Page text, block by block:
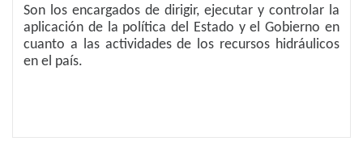
Son los encargados de dirigir, ejecutar y controlar la
aplicación de la política del Estado y el Gobierno en
cuanto a las actividades de los recursos hidráulicos
en el país.